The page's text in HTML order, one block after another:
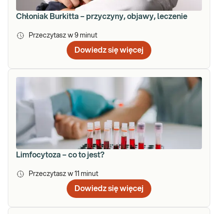
Chłoniak Burkitta – przyczyny, objawy, leczenie
Przeczytasz w 9 minut
Dowiedz się więcej
Limfocytoza – co to jest?
Przeczytasz w 11 minut
Dowiedz się więcej